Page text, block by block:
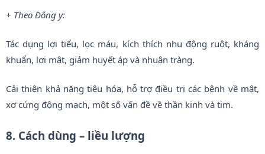
+ Theo Đông y:
Tác dụng lợi tiểu, lọc máu, kích thích nhu động ruột, kháng
khuẩn, lợi mật, giảm huyết áp và nhuận tràng.
Cải thiện khả năng tiêu hóa, hỗ trợ điều trị các bệnh về mật,
xơ cứng động mạch, một số vấn đề về thần kinh và tim.
8. Cách dùng – liều lượng